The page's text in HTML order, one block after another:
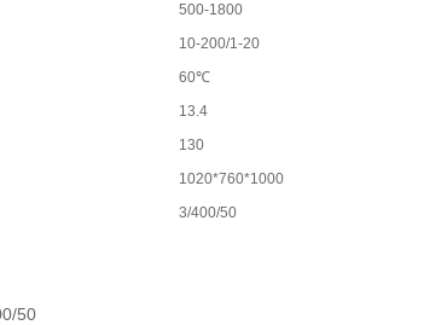
500-1800
10-200/1-20
60℃
13.4
130
1020*760*1000
3/400/50
50